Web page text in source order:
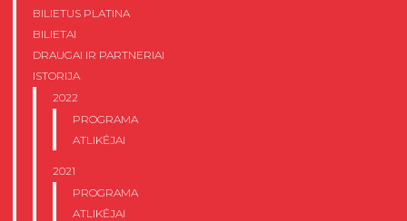
BILIETUS PLATINA
BILIETAI
DRAUGAI IR PARTNERIAI
ISTORIJA
2022
PROGRAMA
ATLIKĖJAI
2021
PROGRAMA
ATLIKĖJAI